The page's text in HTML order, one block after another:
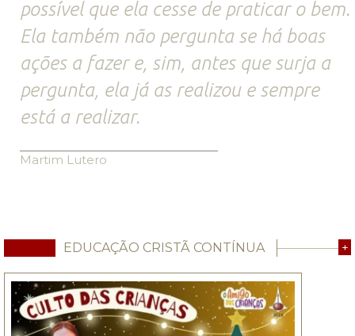
possível que ela cesse de praticar o bem.
Ela também não pergunta se há boas
ações a fazer e, sim, antes que surja a
pergunta, ela já as realizou e sempre
está a realizar.
Martim Lutero
EDUCAÇÃO CRISTÃ CONTÍNUA +